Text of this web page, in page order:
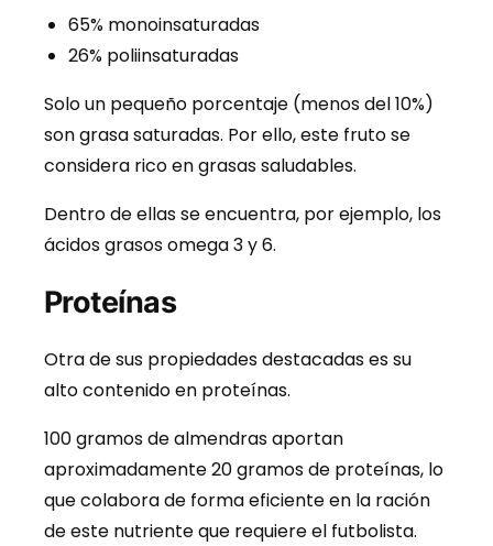
65% monoinsaturadas
26% poliinsaturadas
Solo un pequeño porcentaje (menos del 10%)
son grasa saturadas. Por ello, este fruto se
considera rico en grasas saludables.
Dentro de ellas se encuentra, por ejemplo, los
ácidos grasos omega 3 y 6.
Proteínas
Otra de sus propiedades destacadas es su
alto contenido en proteínas.
100 gramos de almendras aportan
aproximadamente 20 gramos de proteínas, lo
que colabora de forma eficiente en la ración
de este nutriente que requiere el futbolista.